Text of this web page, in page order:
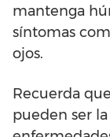
mantenga
síntomas
ojos.
Recuerda
pueden ser